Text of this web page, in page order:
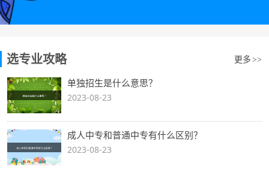
选专业攻略 更多 >>
单独招生是什么意思？
2023-08-23
成人中专和普通中专有什么区别？
2023-08-23